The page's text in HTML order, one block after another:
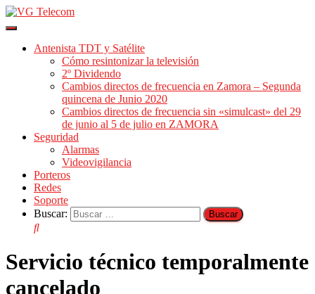
Cambiar
navegación
Antenista TDT y Satélite
Cómo resintonizar la televisión
2º Dividendo
Cambios directos de frecuencia en Zamora – Segunda
quincena de Junio 2020
Cambios directos de frecuencia sin «simulcast» del 29
de junio al 5 de julio en ZAMORA
Seguridad
Alarmas
Videovigilancia
Porteros
Redes
Soporte
Buscar:
Servicio técnico temporalmente
cancelado